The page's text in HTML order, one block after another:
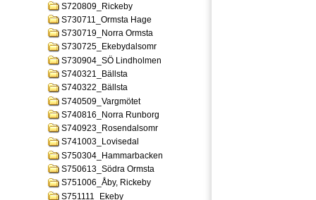
S720809_Rickeby
S730711_Ormsta Hage
S730719_Norra Ormsta
S730725_Ekebydalsomr
S730904_SÖ Lindholmen
S740321_Bällsta
S740322_Bällsta
S740509_Vargmötet
S740816_Norra Runborg
S740923_Rosendalsomr
S741003_Lovisedal
S750304_Hammarbacken
S750613_Södra Ormsta
S751006_Åby, Rickeby
S751111_Ekeby